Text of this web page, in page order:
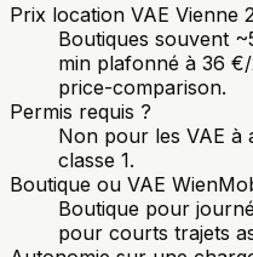
Prix location VAE Vienne
Boutiques souvent
min plafonné à 36
price-comparison.
Permis requis ?
Non pour les VAE à
classe 1.
Boutique ou VAE
Boutique pour
pour courts trajets